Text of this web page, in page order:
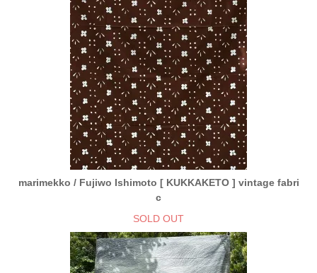
marimekko / Fujiwo Ishimoto [ KUKKAKETO ] vintage fabri
c
SOLD OUT